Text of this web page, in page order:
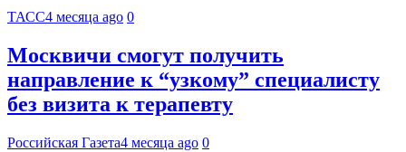
ТАСС4 месяца ago 0
Москвичи смогут получить
направление к “узкому” специалисту
без визита к терапевту
Российская Газета4 месяца ago 0